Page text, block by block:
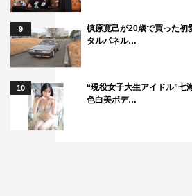
カムカムエヴリバディ
9
槙原寛己が20歳で買った初
タルパネル…
10
“現役女子大生アイドル”七
色白美ボデ…